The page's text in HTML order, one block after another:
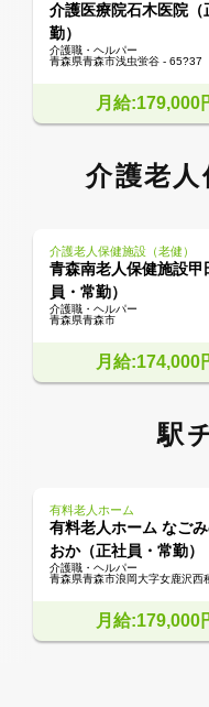
介護医療院石木医院（
勤）
介護職・ヘルパー
青森県青森市浅虫蛍谷 - 65?37
月給:179,000
介護老人
介護老人保健施設（老健）
青森南老人保健施設甲
員・常勤）
介護職・ヘルパー
青森県青森市
月給:174,000
駅
有料老人ホーム
有料老人ホーム なご
おか（正社員・常勤）
介護職・ヘルパー
青森県青森市浪岡大字女鹿沢西
月給:179,000